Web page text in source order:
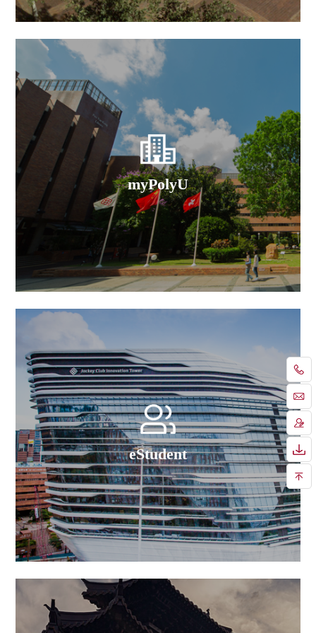
myPolyU
eStudent